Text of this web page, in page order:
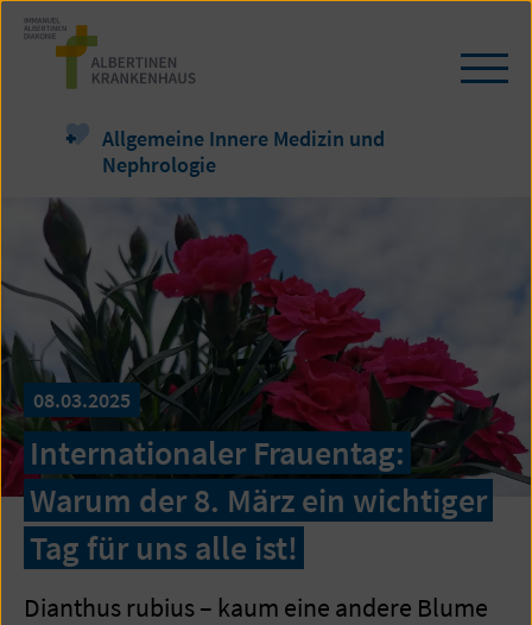
Zum
Seiteninhalt
springen
Allgemeine Innere Medizin und
Nephrologie
08.03.2025
Internationaler Frauentag:
Warum der 8. März ein wichtiger
Tag für uns alle ist!
Dianthus rubius – kaum eine andere Blume